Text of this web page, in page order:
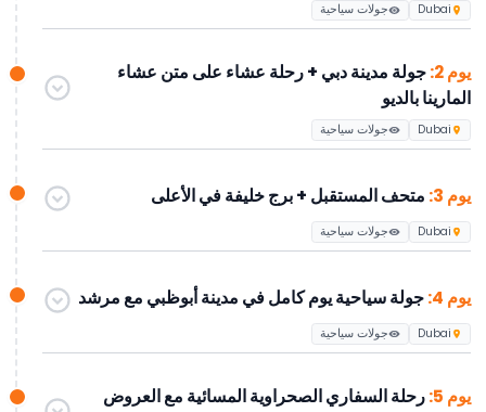
اكتشف دبي في جولة المدينة المصحوبة بمرشد واستمتع برحلة عشاء
ليوم واحد في مدينة أبوظبي مع زيارات إلى المعالم الرئيسية والمواقع
الثقافية.
أهم الفعاليات الموسمية تشمل:
أكتوبر – أبريل: حديقة المعجزات والقرية العالمية
•مايو – سبتمبر:مادام توسو، إكسبو سيتي دبي، أو حديقة وايلد وادي
المائية
Dubai جولات سياحية
يوم 2:
جولة مدينة دبي + رحلة عشاء على متن عشاء
المارينا بالديو
Dubai جولات سياحية
يوم 3: متحف المستقبل + برج خليفة في الأعلى
Dubai جولات سياحية
يوم 4: جولة سياحية يوم كامل في مدينة أبوظبي مع مرشد
Dubai جولات سياحية
يوم 5:
رحلة السفاري الصحراوية المسائية مع العروض